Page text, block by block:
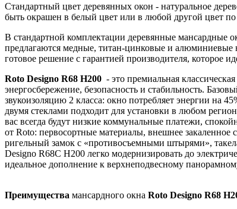
Стандартный цвет деревянных окон - натуральное
быть окрашен в белый цвет или в любой другой цвет
В стандартной комплектации деревянные мансардные
предлагаются медные, титан-цинковые и алюминиевые
готовое решение с гарантией производителя, которое
Roto Designo R68 H200 - это премиальная
энергосбережение, безопасность и стабильность.
звукоизоляцию 2 класса: окно потребляет энергии на
двумя стеклами подходит для установки в любом
вас всегда будут низкие коммунальные платежи,
от Roto: первосортные материалы, внешнее
ригельный замок с «противосъемными штырями»,
Designo R68С H200 легко модернизировать до
идеальное дополнение к верхнеподвесному
Преимущества мансардного окна Roto Designo R68